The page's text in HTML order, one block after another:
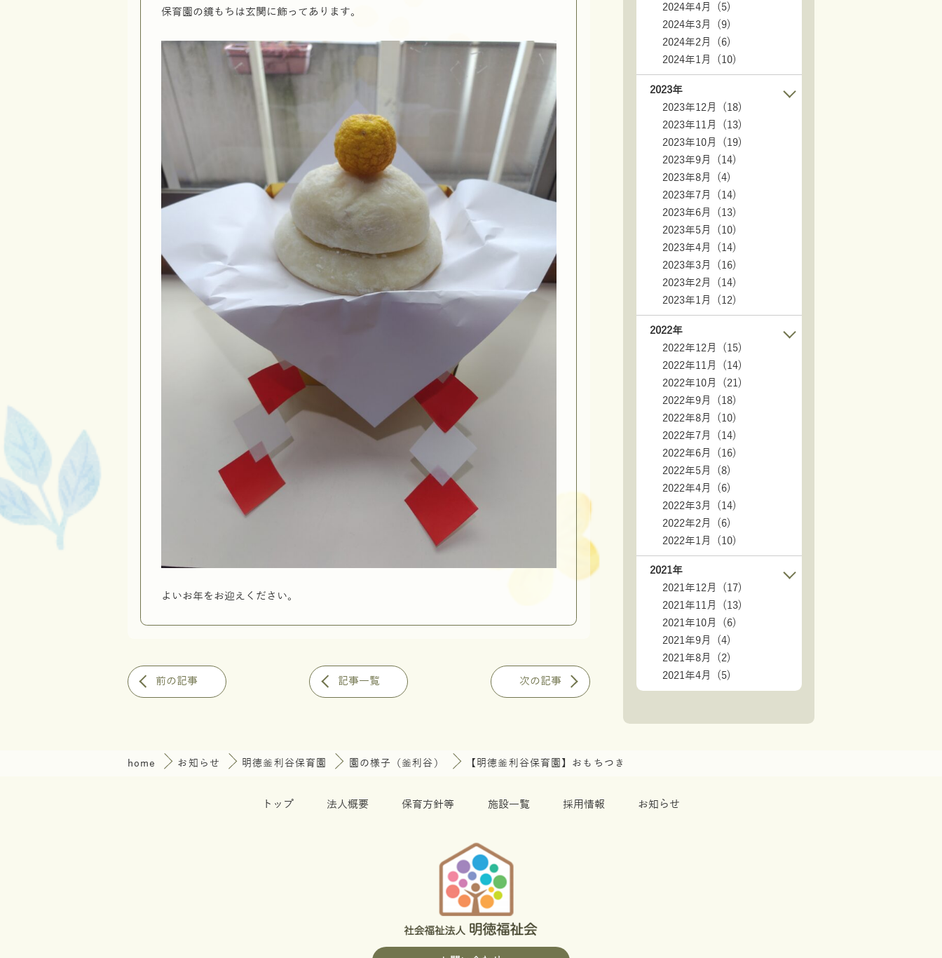
保育園の鏡もちは玄関に飾ってあります。
よいお年をお迎えください。
前の記事 記事一覧 次の記事
2024年4月 (5)
2024年3月 (9)
2024年2月 (6)
2024年1月 (10)
2023年
2023年12月 (18)
2023年11月 (13)
2023年10月 (19)
2023年9月 (14)
2023年8月 (4)
2023年7月 (14)
2023年6月 (13)
2023年5月 (10)
2023年4月 (14)
2023年3月 (16)
2023年2月 (14)
2023年1月 (12)
2022年
2022年12月 (15)
2022年11月 (14)
2022年10月 (21)
2022年9月 (18)
2022年8月 (10)
2022年7月 (14)
2022年6月 (16)
2022年5月 (8)
2022年4月 (6)
2022年3月 (14)
2022年2月 (6)
2022年1月 (10)
2021年
2021年12月 (17)
2021年11月 (13)
2021年10月 (6)
2021年9月 (4)
2021年8月 (2)
2021年4月 (5)
home お知らせ 明徳釜利谷保育園 園の様子（釜利谷） 【明徳釜利谷保育園】おもちつき
トップ 法人概要 保育方針等 施設一覧 採用情報 お知らせ